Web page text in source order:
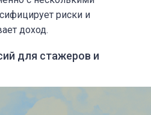
риски и
доход.
для стажеров и